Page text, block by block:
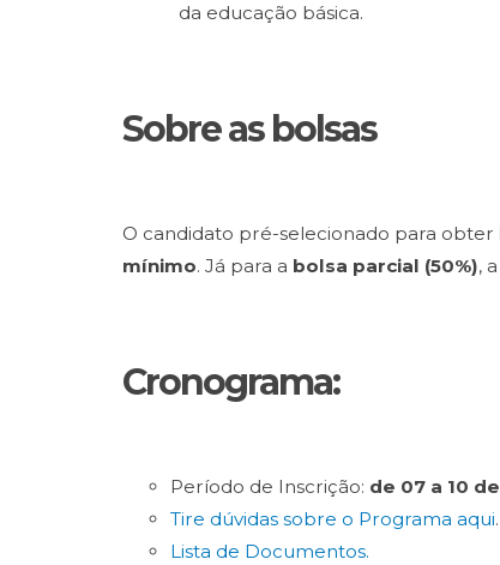
da educação básica.
Sobre as bolsas
O candidato pré-selecionado para obter
mínimo. Já para a bolsa parcial (50%),
Cronograma:
Período de Inscrição: de 07 a 10
Tire dúvidas sobre o Programa aqui.
Lista de Documentos.